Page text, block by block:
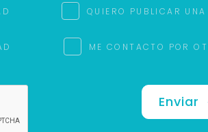
QUIERO PUBLICAR
ME CONTACTO POR
Enviar